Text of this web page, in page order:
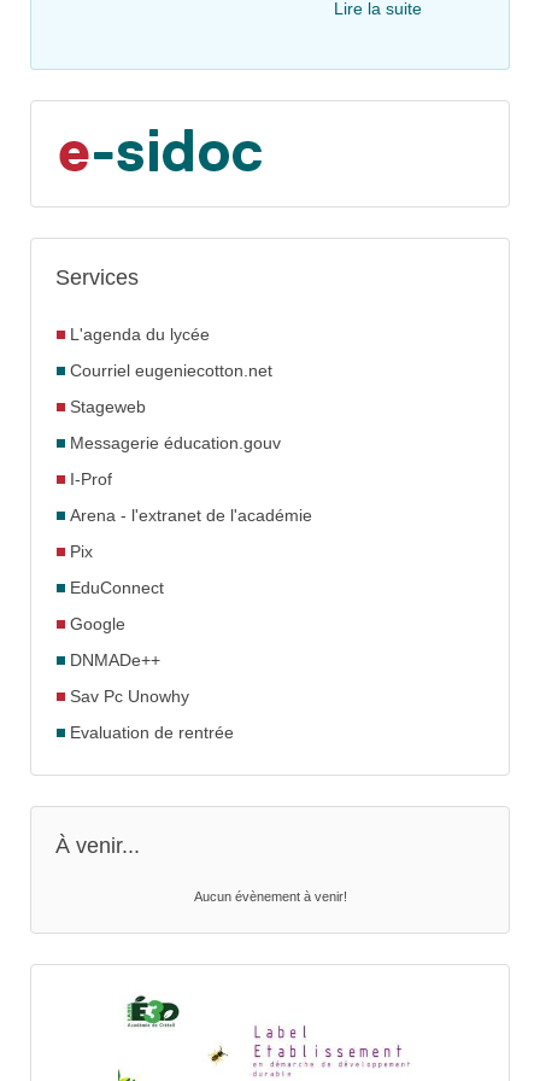
Lire la suite
Services
L'agenda du lycée
Courriel eugeniecotton.net
Stageweb
Messagerie éducation.gouv
I-Prof
Arena - l'extranet de l'académie
Pix
EduConnect
Google
DNMADe++
Sav Pc Unowhy
Evaluation de rentrée
À venir...
Aucun évènement à venir!